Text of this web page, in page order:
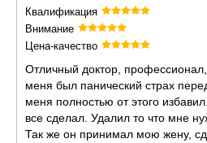
Квалификация
Внимание
Цена-качество
Отличный доктор,
меня был панический страх
меня полностью от этого
все сделал. Удалил то что мне
Так же он принимал мою жену,